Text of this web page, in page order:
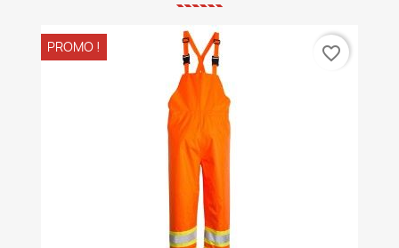
PROMO ! favorite_border